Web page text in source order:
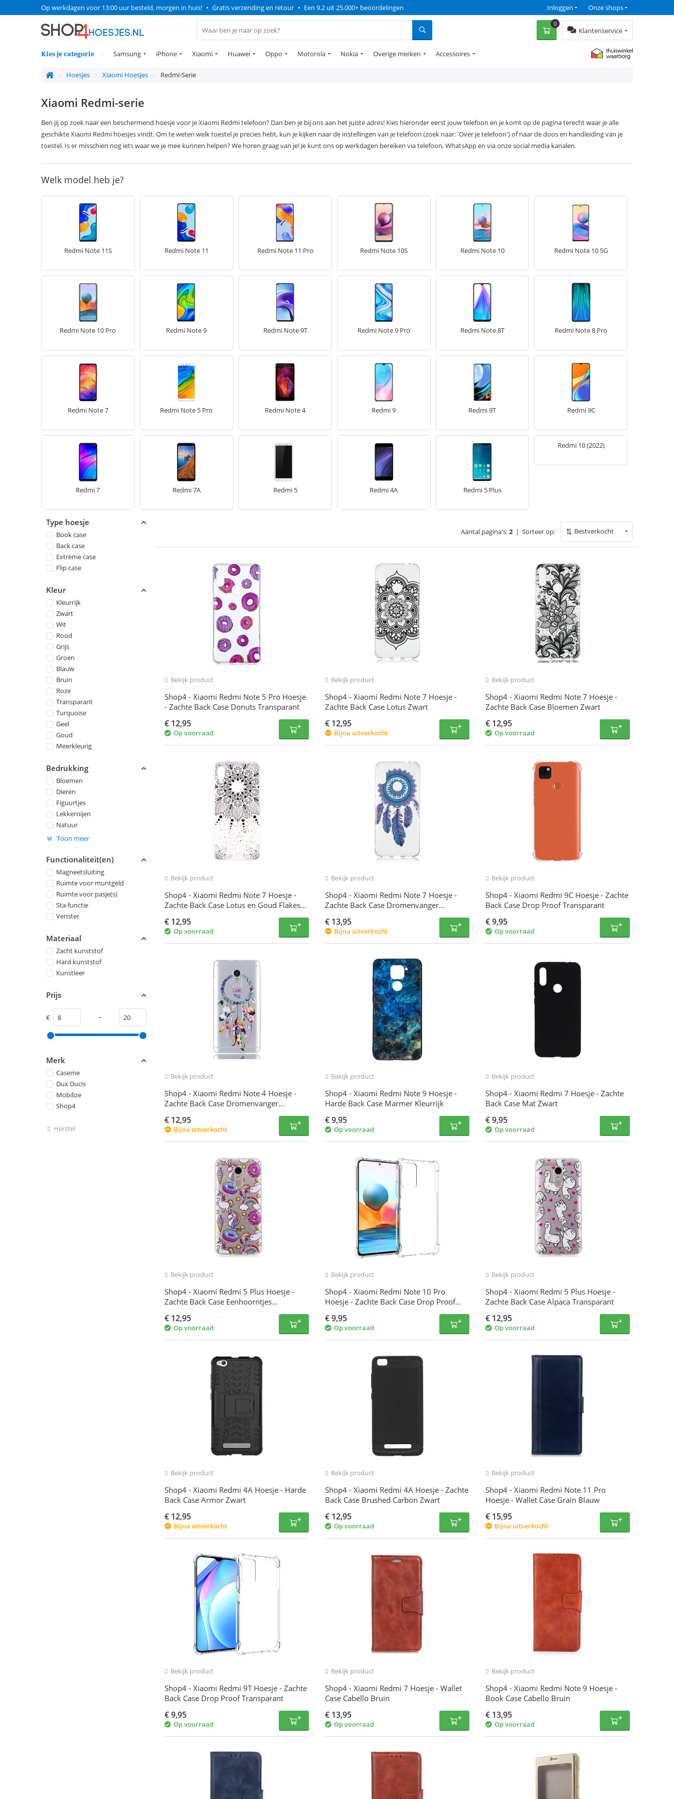
Op werkdagen voor 13:00 uur besteld, morgen in huis! • Gratis verzending en retour • Een 9.2 uit 25.000+ beoordelingen Onze shops
Inloggen
Klantenservice
0
Kies je categorie Samsung iPhone Xiaomi Huawei Oppo Motorola Nokia Overige merken Accessoires
Hoesjes Xiaomi Hoesjes Redmi-Serie
Xiaomi Redmi-serie
Ben jij op zoek naar een beschermend hoesje voor je Xiaomi Redmi telefoon? Dan ben je bij ons aan het juiste adres! Kies hieronder eerst jouw telefoon en je komt op de pagina terecht waar je alle
geschikte Xiaomi Redmi hoesjes vindt. Om te weten welk toestel je precies hebt, kun je kijken naar de instellingen van je telefoon (zoek naar: 'Over je telefoon') of naar de doos en handleiding van je
toestel. Is er misschien nog iets waar we je mee kunnen helpen? We horen graag van je! Je kunt ons op werkdagen bereiken via telefoon, WhatsApp en via onze social media kanalen.
Welk model heb je?
Redmi Note 11S Redmi Note 11 Redmi Note 11 Pro Redmi Note 10S Redmi Note 10 Redmi Note 10 5G
Redmi Note 10 Pro Redmi Note 9 Redmi Note 9T Redmi Note 9 Pro Redmi Note 8T Redmi Note 8 Pro
Redmi Note 7 Redmi Note 5 Pro Redmi Note 4 Redmi 9 Redmi 9T Redmi 9C
Redmi 7 Redmi 7A Redmi 5 Redmi 4A Redmi 5 Plus
Redmi 10 (2022)
Type hoesje
Book case
Back case
Extreme case
Flip case
Kleur
Kleurrijk
Zwart
Wit
Rood
Grijs
Groen
Blauw
Bruin
Roze
Transparant
Turquoise
Geel
Goud
Meerkleurig
Bedrukking
Bloemen
Dieren
Figuurtjes
Lekkernijen
Natuur
Toon meer
Functionaliteit(en)
Magneetsluiting
Ruimte voor muntgeld
Ruimte voor pasje(s)
Sta-functie
Venster
Materiaal
Zacht kunststof
Hard kunststof
Kunstleer
Prijs
€ –
Merk
Caseme
Dux Ducis
Mobilize
Shop4
Herstel
Sorteer op: Bestverkocht
Aantal pagina's:2 |
Bekijk product
Shop4 - Xiaomi Redmi Note 5 Pro Hoesje
- Zachte Back Case Donuts Transparant
€ 12,95
Op voorraad
Bekijk product
Shop4 - Xiaomi Redmi Note 7 Hoesje -
Zachte Back Case Lotus Zwart
€ 12,95
Bijna uitverkocht
Bekijk product
Shop4 - Xiaomi Redmi Note 7 Hoesje -
Zachte Back Case Bloemen Zwart
€ 12,95
Op voorraad
Bekijk product
Shop4 - Xiaomi Redmi Note 7 Hoesje -
Zachte Back Case Lotus en Goud Flakes
€ 12,95
Op voorraad
Bekijk product
Shop4 - Xiaomi Redmi Note 7 Hoesje -
Zachte Back Case Dromenvanger
€ 13,95
Bijna uitverkocht
Bekijk product
Shop4 - Xiaomi Redmi 9C Hoesje - Zachte
Back Case Drop Proof Transparant
€9,95
Op voorraad
Bekijk product
Shop4 - Xiaomi Redmi Note 4 Hoesje -
Zachte Back Case Dromenvanger
€ 12,95
Bijna uitverkocht
Bekijk product
Shop4 - Xiaomi Redmi Note 9 Hoesje -
Harde Back Case Marmer Kleurrijk
€9,95
Op voorraad
Bekijk product
Shop4 - Xiaomi Redmi 7 Hoesje - Zachte
Back Case Mat Zwart
€9,95
Op voorraad
Bekijk product
Shop4 - Xiaomi Redmi 5 Plus Hoesje -
Zachte Back Case Eenhoorntjes
€ 12,95
Op voorraad
Bekijk product
Shop4 - Xiaomi Redmi Note 10 Pro
Hoesje - Zachte Back Case Drop Proof
€9,95
Op voorraad
Bekijk product
Shop4 - Xiaomi Redmi 5 Plus Hoesje -
Zachte Back Case Alpaca Transparant
€ 12,95
Op voorraad
Bekijk product
Shop4 - Xiaomi Redmi 4A Hoesje - Harde
Back Case Armor Zwart
€ 12,95
Bijna uitverkocht
Bekijk product
Shop4 - Xiaomi Redmi 4A Hoesje - Zachte
Back Case Brushed Carbon Zwart
€ 12,95
Op voorraad
Bekijk product
Shop4 - Xiaomi Redmi Note 11 Pro
Hoesje - Wallet Case Grain Blauw
€ 15,95
Bijna uitverkocht
Bekijk product
Shop4 - Xiaomi Redmi 9T Hoesje - Zachte
Back Case Drop Proof Transparant
€9,95
Op voorraad
Bekijk product
Shop4 - Xiaomi Redmi 7 Hoesje - Wallet
Case Cabello Bruin
€ 13,95
Op voorraad
Bekijk product
Shop4 - Xiaomi Redmi Note 9 Hoesje -
Book Case Cabello Bruin
€ 13,95
Op voorraad